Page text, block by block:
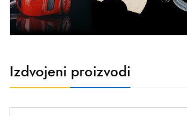
Izdvojeni proizvodi